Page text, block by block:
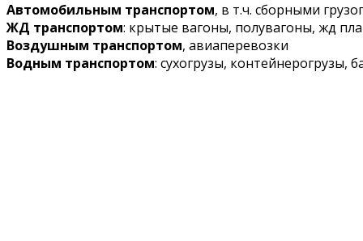
Автомобильным транспортом, в т.ч. сборными
ЖД транспортом: крытые вагоны, полувагоны, жд
Воздушным транспортом, авиаперевозки
Водным транспортом: сухогрузы, контейнерогрузы,